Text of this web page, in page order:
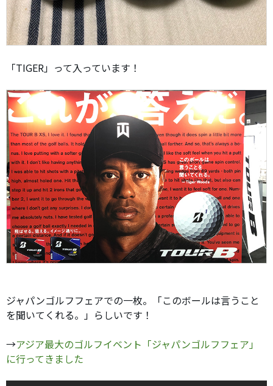
「TIGER」って入っています！
ジャパンゴルフフェアでの一枚。「このボールは言うこと
を聞いてくれる。」らしいです！
→アジア最大のゴルフイベント「ジャパンゴルフフェア」
に行ってきました